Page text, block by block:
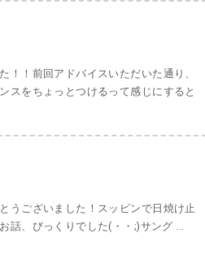
！！前回アドバイスいただいた通り、
スをちょっとつけるって感じにすると
うございました！スッピンで日焼け止
話、びっくりでした(・・;)サング ...